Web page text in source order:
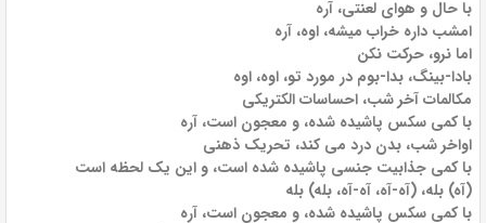
با حال و هوای لعنتی، آره
امشب داره خراب میشه، اوه، آره
اما نرو، حرکت نکن
بادا-بینگ، بدا-بوم در مورد تو، اوه، اوه
مکالمات آخر شب، احساسات الکتریکی
با کمی سکس پاشیده شده، و معجون است، آره
اواخر شب، بدن درد می کند، تحریک ذهنی
با کمی جذابیت جنسی پاشیده شده است، و این یک لحظه است
(آه) بله، (آه-آه، آه-آه، بله) بله
با کمی سکس پاشیده شده، و معجون است، آره